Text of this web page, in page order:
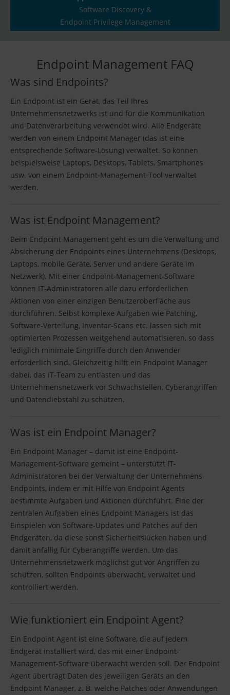
Software Discovery &
Endpoint Privilege Management
Endpoint Management FAQ
Was sind Endpoints?
Ein Endpoint ist ein Gerät, das Teil Ihres
Unternehmensnetzwerks ist und für die Kommunikation
und Datenverarbeitung verwendet wird. Alle Endgeräte
werden von einem Endpoint Manager (das ist eine
entsprechende Software-Lösung) verwaltet. So können
beispielsweise Laptops, Desktops, Tablets, Smartphones
usw. von einem Endpoint-Management-Tool verwaltet
werden.
Was ist Endpoint Management?
Beim Endpoint Management geht es um die Verwaltung und
Absicherung der Endpoints eines Unternehmens (Desktops,
Laptops, mobile Geräte, Server und andere Geräte im
Netzwerk). Mit einer Endpoint-Management-Software
können IT-Administratoren alle dazu erforderlichen
Aktionen von einer einzigen Benutzeroberfläche aus
durchführen. Selbst komplexe Aufgaben wie Patching,
Software-Verteilung, Inventar-Scans etc. lassen sich mit
optimierten Prozessen weitgehend automatisieren, so dass
lediglich minimale Eingriffe durch den Anwender
erforderlich sind. Gleichzeitig hilft ein Endpoint Manager
dabei, das IT-Team zu entlasten und das
Unternehmensnetzwerk vor Schwachstellen, Cyberangriffen
und Datendiebstahl zu schützen.
Was ist ein Endpoint Manager?
Ein Endpoint Manager – damit ist eine Endpoint-
Management-Software gemeint – unterstützt IT-
Administratoren bei der Verwaltung der Unternehmens-
Endpoints, indem er mit Hilfe von Endpoint Agents
bestimmte Aufgaben und Aktionen durchführt. Eine der
zentralen Aufgaben eines Endpoint Managers ist das
Einspielen von Software-Updates und Patches auf den
Endgeräten, da diese sonst Sicherheitslücken haben und
damit anfällig für Cyberangriffe werden. Um das
Unternehmensnetzwerk möglichst gut vor Angriffen zu
schützen, sollten Endpoints überwacht, verwaltet und
kontrolliert werden.
Wie funktioniert ein Endpoint Agent?
Ein Endpoint Agent ist eine Software, die auf jedem
Endgerät installiert wird, das mit einer Endpoint-
Management-Software überwacht werden soll. Der Endpoint
Agent überträgt Daten des jeweiligen Geräts an den
Endpoint Manager, z. B. welche Patches oder Anwendungen